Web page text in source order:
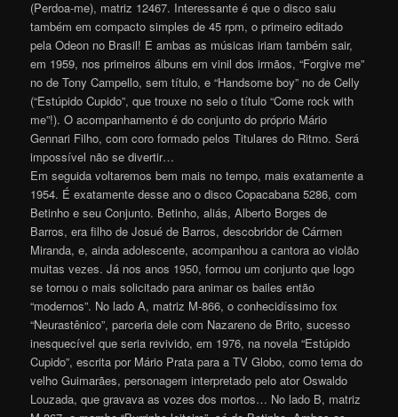
(Perdoa-me), matriz 12467. Interessante é que o disco saiu
também em compacto simples de 45 rpm, o primeiro editado
pela Odeon no Brasil! E ambas as músicas iriam também sair,
em 1959, nos primeiros álbuns em vinil dos irmãos, “Forgive me”
no de Tony Campello, sem título, e “Handsome boy” no de Celly
(“Estúpido Cupido”, que trouxe no selo o título “Come rock with
me”!). O acompanhamento é do conjunto do próprio Mário
Gennari Filho, com coro formado pelos Titulares do Ritmo. Será
impossível não se divertir…
Em seguida voltaremos bem mais no tempo, mais exatamente a
1954. É exatamente desse ano o disco Copacabana 5286, com
Betinho e seu Conjunto. Betinho, aliás, Alberto Borges de
Barros, era filho de Josué de Barros, descobridor de Cármen
Miranda, e, ainda adolescente, acompanhou a cantora ao violão
muitas vezes. Já nos anos 1950, formou um conjunto que logo
se tornou o mais solicitado para animar os bailes então
“modernos”. No lado A, matriz M-866, o conhecidíssimo fox
“Neurastênico”, parceria dele com Nazareno de Brito, sucesso
inesquecível que seria revivido, em 1976, na novela “Estúpido
Cupido”, escrita por Mário Prata para a TV Globo, como tema do
velho Guimarães, personagem interpretado pelo ator Oswaldo
Louzada, que gravava as vozes dos mortos… No lado B, matriz